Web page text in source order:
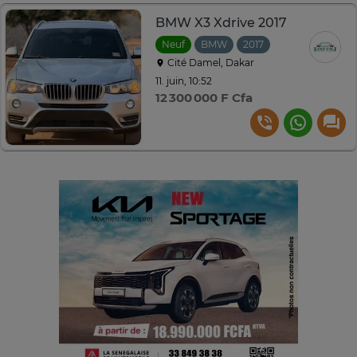
BMW X3 Xdrive 2017
Neuf BMW 2017
Automatique
Cité Damel, Dakar
11. juin, 10:52
12 300 000 F Cfa